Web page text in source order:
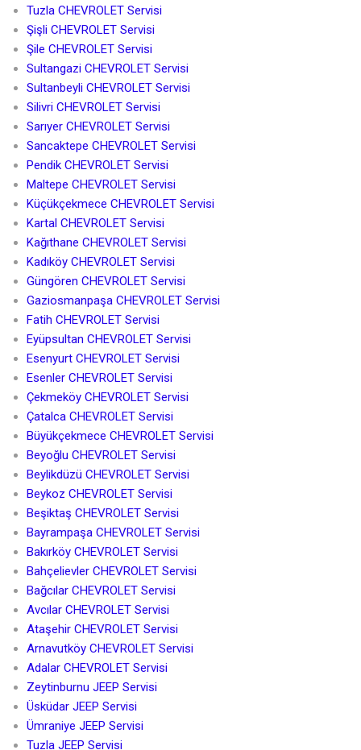
Tuzla CHEVROLET Servisi
Şişli CHEVROLET Servisi
Şile CHEVROLET Servisi
Sultangazi CHEVROLET Servisi
Sultanbeyli CHEVROLET Servisi
Silivri CHEVROLET Servisi
Sarıyer CHEVROLET Servisi
Sancaktepe CHEVROLET Servisi
Pendik CHEVROLET Servisi
Maltepe CHEVROLET Servisi
Küçükçekmece CHEVROLET Servisi
Kartal CHEVROLET Servisi
Kağıthane CHEVROLET Servisi
Kadıköy CHEVROLET Servisi
Güngören CHEVROLET Servisi
Gaziosmanpaşa CHEVROLET Servisi
Fatih CHEVROLET Servisi
Eyüpsultan CHEVROLET Servisi
Esenyurt CHEVROLET Servisi
Esenler CHEVROLET Servisi
Çekmeköy CHEVROLET Servisi
Çatalca CHEVROLET Servisi
Büyükçekmece CHEVROLET Servisi
Beyoğlu CHEVROLET Servisi
Beylikdüzü CHEVROLET Servisi
Beykoz CHEVROLET Servisi
Beşiktaş CHEVROLET Servisi
Bayrampaşa CHEVROLET Servisi
Bakırköy CHEVROLET Servisi
Bahçelievler CHEVROLET Servisi
Bağcılar CHEVROLET Servisi
Avcılar CHEVROLET Servisi
Ataşehir CHEVROLET Servisi
Arnavutköy CHEVROLET Servisi
Adalar CHEVROLET Servisi
Zeytinburnu JEEP Servisi
Üsküdar JEEP Servisi
Ümraniye JEEP Servisi
Tuzla JEEP Servisi